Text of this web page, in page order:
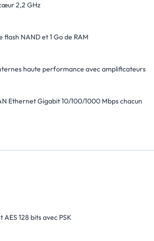
2,2 GHz
flash NAND et 1 Go de RAM
haute performance avec amplificateurs
Ethernet Gigabit 10/100/1000 Mbps chacun
128 bits avec PSK